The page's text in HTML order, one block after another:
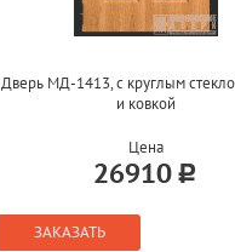
Дверь МД-1413, с круглым
и ковкой
Цена
26910
ЗАКАЗАТЬ